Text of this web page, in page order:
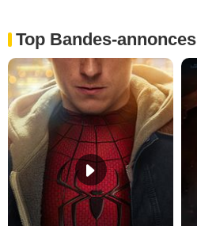
Top Bandes-annonces